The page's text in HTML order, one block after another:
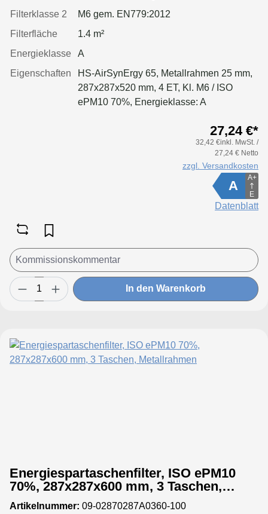
Filterklasse 2
M6 gem. EN779:2012
Filterfläche
1.4 m²
Energieklasse
A
Eigenschaften
HS-AirSynErgy 65, Metallrahmen 25 mm,
287x287x520 mm, 4 ET, Kl. M6 / ISO
ePM10 70%, Energieklasse: A
27,24 €*
32,42 €inkl. MwSt. /
27,24 € Netto
zzgl. Versandkosten
A
A+
E
Datenblatt
In den Warenkorb
Energiespartaschenfilter, ISO ePM10
70%, 287x287x600 mm, 3 Taschen,
Metallrahmen
Artikelnummer: 09-02870287A0360-100